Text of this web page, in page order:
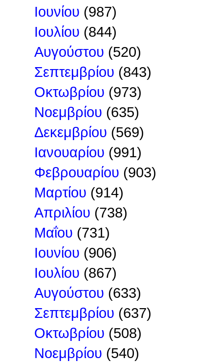
Ιουνίου (987)
Ιουλίου (844)
Αυγούστου (520)
Σεπτεμβρίου (843)
Οκτωβρίου (973)
Νοεμβρίου (635)
Δεκεμβρίου (569)
Ιανουαρίου (991)
Φεβρουαρίου (903)
Μαρτίου (914)
Απριλίου (738)
Μαΐου (731)
Ιουνίου (906)
Ιουλίου (867)
Αυγούστου (633)
Σεπτεμβρίου (637)
Οκτωβρίου (508)
Νοεμβρίου (540)